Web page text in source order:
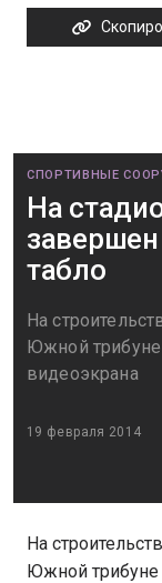
СПОРТИВНЫЕ
На
табло
На
Южной
видеоэкрана
19 февраля 2014
На
Южной трибуне